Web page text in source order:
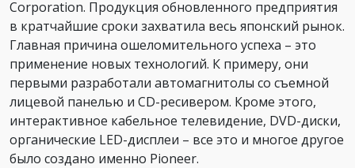
Corporation. Продукция обновленного предприятия
в кратчайшие сроки захватила весь японский рынок.
Главная причина ошеломительного успеха – это
применение новых технологий. К примеру, они
первыми разработали автомагнитолы со съемной
лицевой панелью и CD-ресивером. Кроме этого,
интерактивное кабельное телевидение, DVD-диски,
органические LED-дисплеи – все это и многое другое
было создано именно Pioneer.